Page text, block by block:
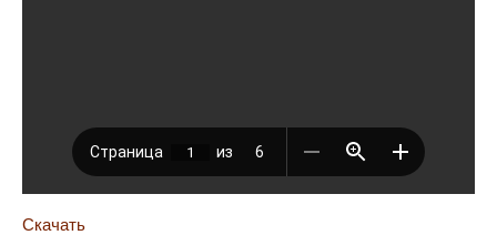
Скачать